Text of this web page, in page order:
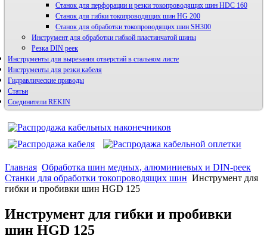
Станок для перфорации и резки токопроводящих шин HDС 160
Станок для гибки токопроводящих шин HG 200
Станок для обработки токопроводящих шин SH300
Инструмент для обработки гибкой пластинчатой шины
Резка DIN реек
Инструменты для вырезания отверстий в стальном листе
Инструменты для резки кабеля
Гидравлические приводы
Статьи
Соединители REKIN
Главная Обработка шин медных, алюминиевых и DIN-реек
Станки для обработки токопроводящих шин Инструмент для
гибки и пробивки шин HGD 125
Инструмент для гибки и пробивки
шин HGD 125